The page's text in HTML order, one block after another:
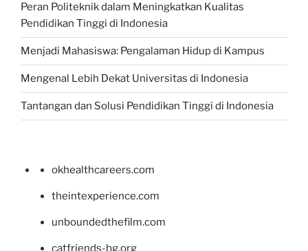
Peran Politeknik dalam Meningkatkan Kualitas
Pendidikan Tinggi di Indonesia
Menjadi Mahasiswa: Pengalaman Hidup di Kampus
Mengenal Lebih Dekat Universitas di Indonesia
Tantangan dan Solusi Pendidikan Tinggi di Indonesia
okhealthcareers.com
theintexperience.com
unboundedthefilm.com
catfriends-bg.org